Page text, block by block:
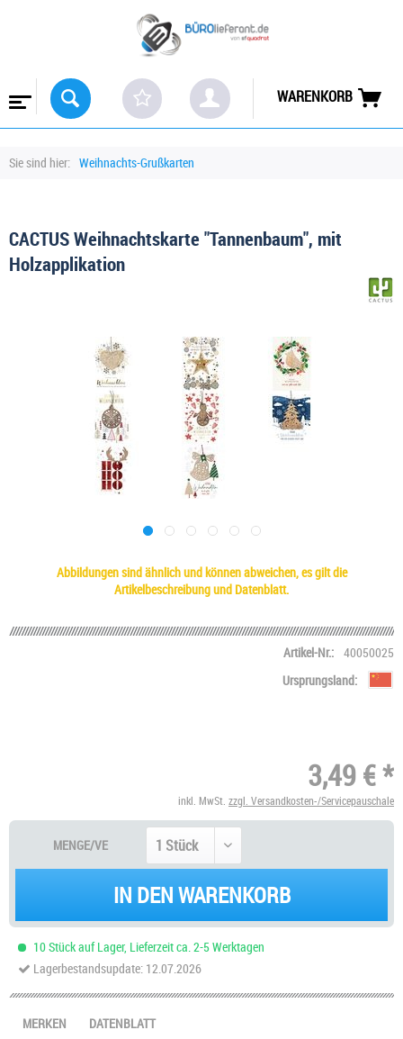
WARENKORB
Sie sind hier: Weihnachts-Grußkarten
CACTUS Weihnachtskarte "Tannenbaum", mit
Holzapplikation
Abbildungen sind ähnlich und können abweichen, es gilt die
Artikelbeschreibung und Datenblatt.
Artikel-Nr.: 40050025
Ursprungsland:
3,49 € *
inkl. MwSt. zzgl. Versandkosten-/Servicepauschale
MENGE/VE
IN DEN WARENKORB
10 Stück auf Lager, Lieferzeit ca. 2-5 Werktagen
Lagerbestandsupdate: 12.07.2026
DATENBLATT
MERKEN